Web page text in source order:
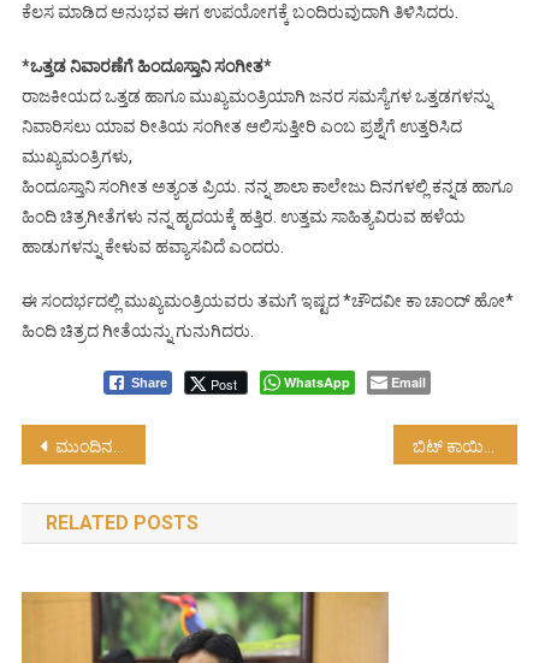
ಕೆಲಸ ಮಾಡಿದ ಅನುಭವ ಈಗ ಉಪಯೋಗಕ್ಕೆ ಬಂದಿರುವುದಾಗಿ ತಿಳಿಸಿದರು.
*ಒತ್ತಡ ನಿವಾರಣೆಗೆ ಹಿಂದೂಸ್ತಾನಿ ಸಂಗೀತ*
ರಾಜಕೀಯದ ಒತ್ತಡ ಹಾಗೂ ಮುಖ್ಯಮಂತ್ರಿಯಾಗಿ ಜನರ ಸಮಸ್ಯೆಗಳ ಒತ್ತಡಗಳನ್ನು
ನಿವಾರಿಸಲು ಯಾವ ರೀತಿಯ ಸಂಗೀತ ಆಲಿಸುತ್ತೀರಿ ಎಂಬ ಪ್ರಶ್ನೆಗೆ ಉತ್ತರಿಸಿದ
ಮುಖ್ಯಮಂತ್ರಿಗಳು,
ಹಿಂದೂಸ್ತಾನಿ ಸಂಗೀತ ಅತ್ಯಂತ ಪ್ರಿಯ. ನನ್ನ ಶಾಲಾ ಕಾಲೇಜು ದಿನಗಳಲ್ಲಿ ಕನ್ನಡ ಹಾಗೂ
ಹಿಂದಿ ಚಿತ್ರಗೀತೆಗಳು ನನ್ನ ಹೃದಯಕ್ಕೆ ಹತ್ತಿರ. ಉತ್ತಮ ಸಾಹಿತ್ಯವಿರುವ ಹಳೆಯ
ಹಾಡುಗಳನ್ನು ಕೇಳುವ ಹವ್ಯಾಸವಿದೆ ಎಂದರು.
ಈ ಸಂದರ್ಭದಲ್ಲಿ ಮುಖ್ಯಮಂತ್ರಿಯವರು ತಮಗೆ ಇಷ್ಟದ *ಚೌದವೀ ಕಾ ಚಾಂದ್ ಹೋ*
ಹಿಂದಿ ಚಿತ್ರದ ಗೀತೆಯನ್ನು ಗುನುಗಿದರು.
Share Post WhatsApp Email
Post
navigation
ಮುಂದಿನ ಶೈಕ್ಷಣಿಕ ವರ್ಷದಿಂದ ‘ರಾಷ್ಟ್ರೀಯ ಶಿಕ್ಷಣ ನೀತಿ-2020’ ಜಾರಿಗೆ ಪ್ರಯತ್ನ….!
RELATED POSTS